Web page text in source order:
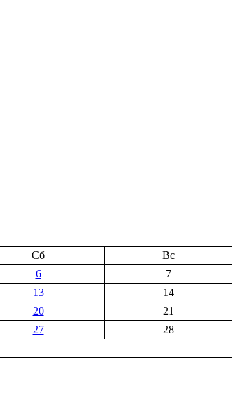
Сб
Вс
6
7
13
14
20
21
27
28